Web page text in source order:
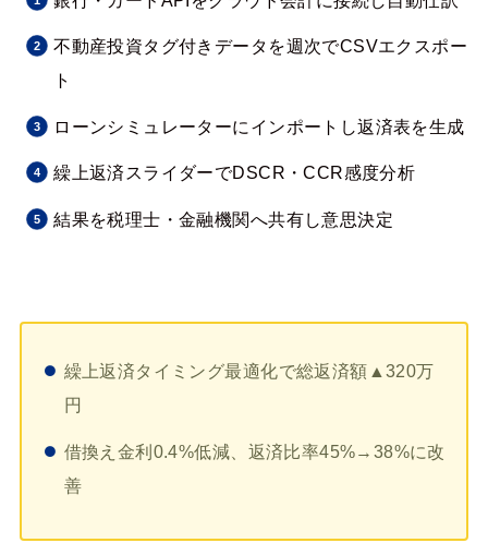
不動産投資タグ付きデータを週次でCSVエクスポー
ト
ローンシミュレーターにインポートし返済表を生成
繰上返済スライダーでDSCR・CCR感度分析
結果を税理士・金融機関へ共有し意思決定
繰上返済タイミング最適化で総返済額▲320万
円
借換え金利0.4%低減、返済比率45%→38%に改
善